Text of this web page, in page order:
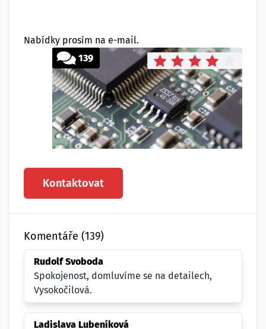
Nabídky prosím na e-mail.
139
Kontaktovat
Komentáře (139)
Rudolf Svoboda
Spokojenost, domluvíme se na detailech,
Vysokočilová.
Ladislava Lubeníková